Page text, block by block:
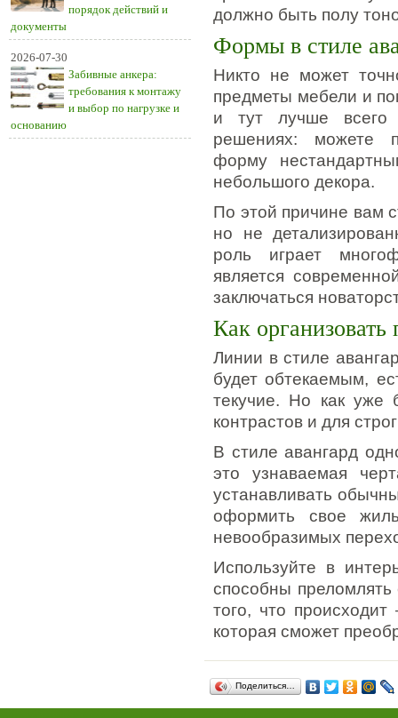
порядок действий и
документы
2026-07-30
Забивные анкера:
требования к монтажу
и выбор по нагрузке и
основанию
должно быть полу
Формы в стиле
Никто не может
предметы мебели и
и тут лучше всего
решениях: можете
форму
небольшого декора.
По этой причине вам
но не
роль играет
является
заключаться
Как организовать
Линии в стиле
будет обтекаемым,
текучие. Но как уже
контрастов и для
В стиле авангард
это узнаваемая
устанавливать
оформить свое
невообразимых
Используйте в
способны
того, что
которая сможет
Поделиться…